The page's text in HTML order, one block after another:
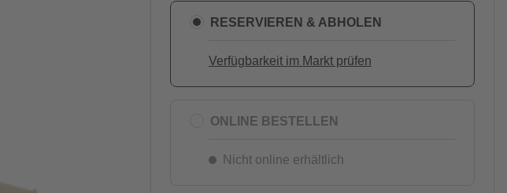
RESERVIEREN & ABHOLEN
Verfügbarkeit im Markt prüfen
ONLINE BESTELLEN
Nicht online erhältlich